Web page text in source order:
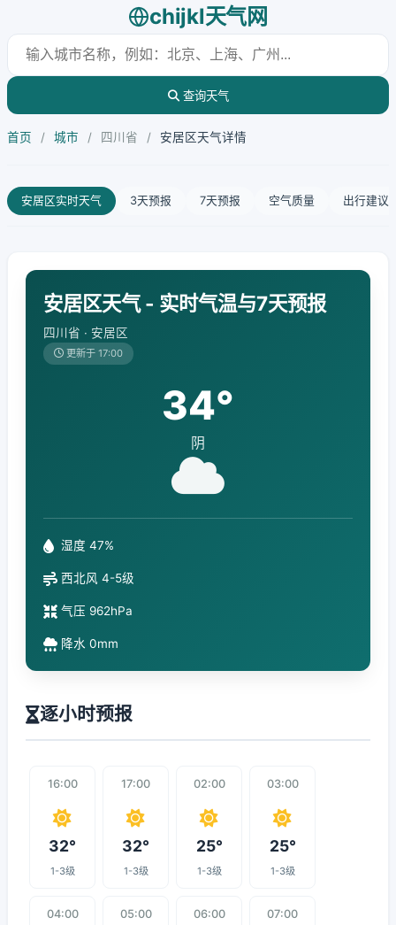
chijkl天气网
查询天气
首页 / 城市 / 四川省 / 安居区天气详情
安居区实时天气 3天预报 7天预报 空气质量 出行建议
安居区天气 - 实时气温与7天预报
四川省 · 安居区
更新于 17:00
34°
阴
湿度 47%
西北风 4-5级
气压 962hPa
降水 0mm
逐小时预报
16:00
32°
1-3级
17:00
32°
1-3级
02:00
25°
1-3级
03:00
25°
1-3级
04:00 05:00 06:00 07:00